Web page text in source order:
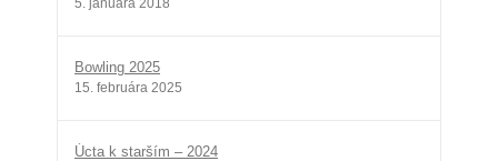
Bowling 2025
15. februára 2025
Úcta k starším – 2024